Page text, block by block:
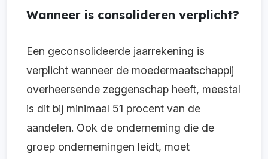
Wanneer is consolideren verplicht?
Een geconsolideerde jaarrekening is
verplicht wanneer de moedermaatschappij
overheersende zeggenschap heeft, meestal
is dit bij minimaal 51 procent van de
aandelen. Ook de onderneming die de
groep ondernemingen leidt, moet